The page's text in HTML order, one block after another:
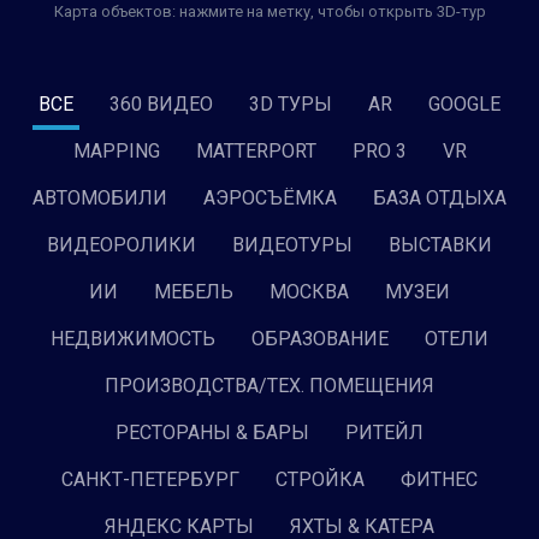
Карта объектов: нажмите на метку, чтобы открыть 3D-тур
ВСЕ 360 ВИДЕО 3D ТУРЫ AR GOOGLE
MAPPING MATTERPORT PRO 3 VR
АВТОМОБИЛИ АЭРОСЪЁМКА БАЗА ОТДЫХА
ВИДЕОРОЛИКИ ВИДЕОТУРЫ ВЫСТАВКИ
ИИ МЕБЕЛЬ МОСКВА МУЗЕИ
НЕДВИЖИМОСТЬ ОБРАЗОВАНИЕ ОТЕЛИ
ПРОИЗВОДСТВА/ТЕХ. ПОМЕЩЕНИЯ
РЕСТОРАНЫ & БАРЫ РИТЕЙЛ
САНКТ-ПЕТЕРБУРГ СТРОЙКА ФИТНЕС
ЯНДЕКС КАРТЫ ЯХТЫ & КАТЕРА